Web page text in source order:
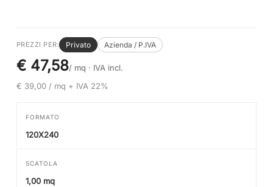
PREZZI PER: Privato Azienda / P.IVA
€ 47,58/ mq · IVA incl.
€ 39,00 / mq + IVA 22%
FORMATO
120X240
SCATOLA
1,00 mq